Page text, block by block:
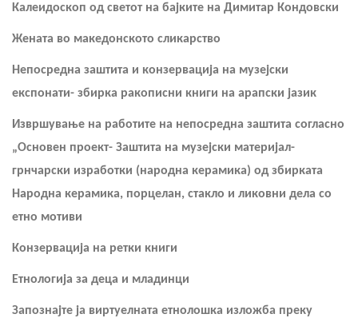
Калеидоскоп од светот на бајките на Димитар Кондовски
Жената во македонското сликарство
Непосредна заштита и конзервација на музејски
експонати- збирка ракописни книги на арапски јазик
Извршување на работите на непосредна заштита согласно
„Основен проект- Заштита на музејски материјал-
грнчарски изработки (народна керамика) од збирката
Народна керамика, порцелан, стакло и ликовни дела со
етно мотиви
Конзервација на ретки книги
Етнологија за деца и младинци
Запознајте ја виртуелната етнолошка изложба преку